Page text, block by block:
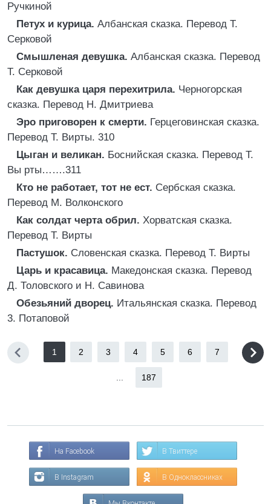
Ручкиной
Петух и курица. Албанская сказка. Перевод Т.
Серковой
Смышленая девушка. Албанская сказка. Перевод
Т. Серковой
Как девушка царя перехитрила. Черногорская
сказка. Перевод Н. Дмитриева
Эро приговорен к смерти. Герцеговинская сказка.
Перевод Т. Вирты. 310
Цыган и великан. Боснийская сказка. Перевод Т.
Вы рты…….311
Кто не работает, тот не ест. Сербская сказка.
Перевод М. Волконского
Как солдат черта обрил. Хорватская сказка.
Перевод Т. Вирты
Пастушок. Словенская сказка. Перевод Т. Вирты
Царь и красавица. Македонская сказка. Перевод
Д. Толовского и Н. Савинова
Обезьяний дворец. Итальянская сказка. Перевод
3. Потаповой
1 2 3 4 5 6 7
187
На Facebook В Твиттере
В Instagram В Одноклассниках